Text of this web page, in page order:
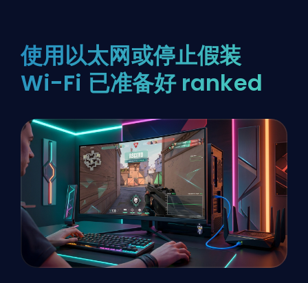
使用以太网或停止假装
Wi-Fi 已准备好 ranked